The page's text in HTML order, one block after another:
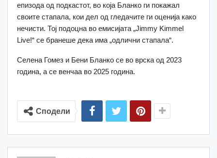
епизода од подкастот, во која Бланко ги покажал
своите стапала, кои дел од гледачите ги оценија како
нечисти. Тој подоцна во емисијата „Jimmy Kimmel
Live!“ се бранеше дека има „одлични стапала“.
Селена Гомез и Бени Бланко се во врска од 2023
година, а се венчаа во 2025 година.
Сподели